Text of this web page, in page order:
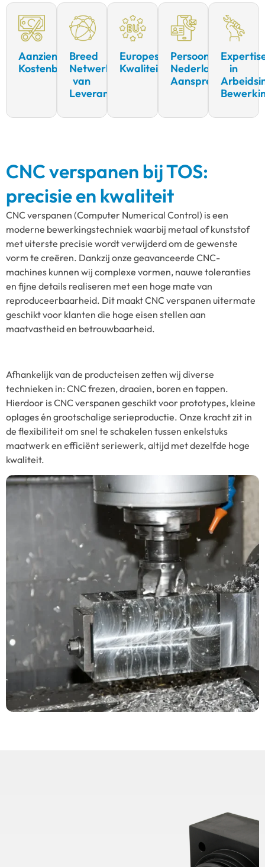
Aanzienlijke
Kostenbesparing
Breed
Netwerk
van
Leveranciers
Europese
Kwaliteitsstandaarden
Persoonlijk
Nederlands
Aanspreekpunt
in
CNC verspanen bij TOS:
precisie en kwaliteit
CNC verspanen (Computer Numerical Control) is een
moderne bewerkingstechniek waarbij metaal of kunststof
met uiterste precisie wordt verwijderd om de gewenste
vorm te creëren. Dankzij onze geavanceerde CNC-
machines kunnen wij complexe vormen, nauwe toleranties
en fijne details realiseren met een hoge mate van
reproduceerbaarheid. Dit maakt CNC verspanen uitermate
geschikt voor klanten die hoge eisen stellen aan
maatvastheid en betrouwbaarheid.
Afhankelijk van de producteisen zetten wij diverse
technieken in: CNC frezen, draaien, boren en tappen.
Hierdoor is CNC verspanen geschikt voor prototypes, kleine
oplages én grootschalige serieproductie. Onze kracht zit in
de flexibiliteit om snel te schakelen tussen enkelstuks
maatwerk en efficiënt seriewerk, altijd met dezelfde hoge
kwaliteit.